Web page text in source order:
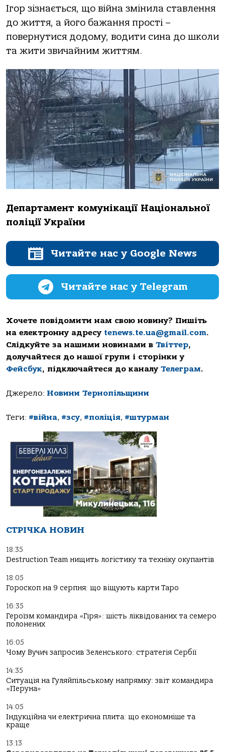
Ігор зізнається, що війна змінила ставлення
до життя, а його бажання прості –
повернутися додому, водити сина до школи
та жити звичайним життям.
Департамент комунікації Національної
поліції України
Читайте нас у Google News
Читайте нас у Telegram
Хочете повідомити нам свою новину? Пишіть
на електронну адресу tenews.te.ua@gmail.com.
Слідкуйте за нашими новинами в Твіттер,
долучайтеся до нашої групи і сторінки у
Фейсбук, підключайтеся до каналу Телеграм.
Джерело: Новини Тернопільщини
Теги: #війна, #зсу, #поліція, #штурман
СТРІЧКА НОВИН
18:35
Destruction Team нищить логістику та техніку окупантів
18:05
Гороскоп на 9 серпня: що віщують карти Таро
16:35
Героїзм командира «Гіря»: шість ліквідованих та семеро
полонених
16:05
Чому Вучич запросив Зеленського: стратегія Сербії
14:35
Ситуація на Гуляйпільському напрямку: звіт командира
«Перуна»
14:05
Індукційна чи електрична плита: що економніше та
краще
13:13